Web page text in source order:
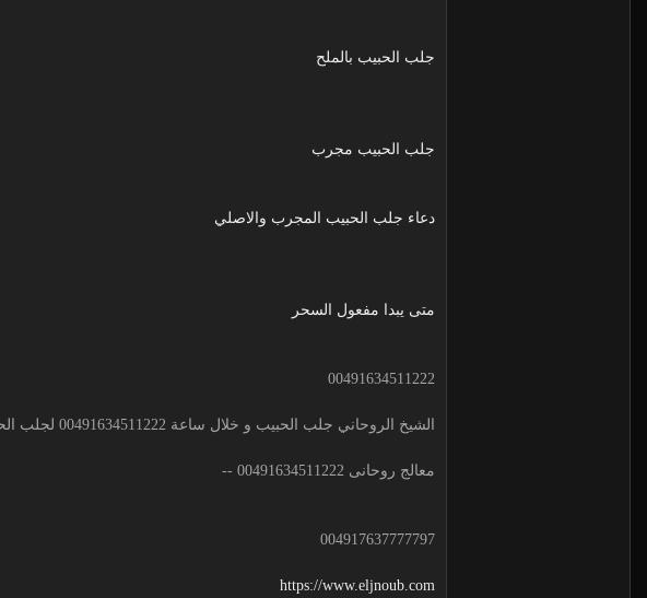
جلب الحبيب بالملح
جلب الحبيب مجرب
دعاء جلب الحبيب المجرب والاصلي
متى يبدا مفعول السحر
00491634511222
الشيخ الروحاني جلب الحبيب و خلال ساعة 00491634511222 لجلب الحبيب
معالج روحانى 00491634511222 --
004917637777797
https://www.eljnoub.com